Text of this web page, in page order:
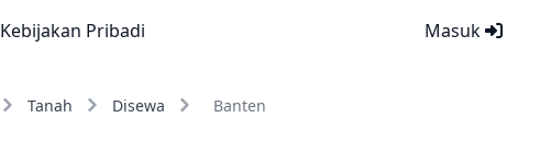
Masuk
Kebijakan Pribadi
Tanah Disewa Banten